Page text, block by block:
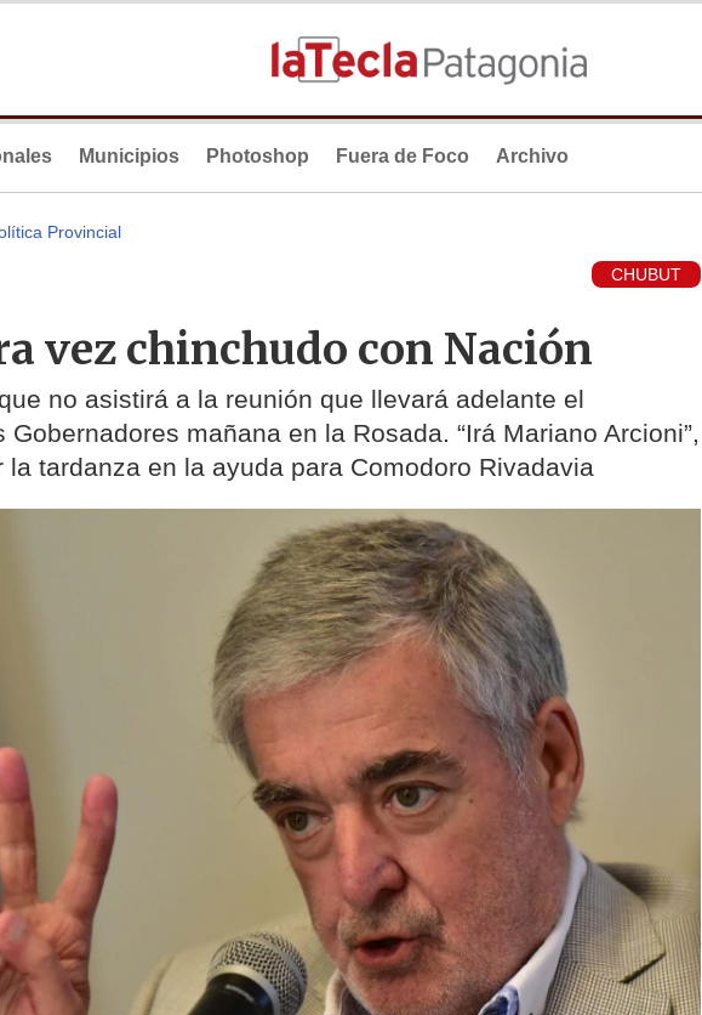
Municipios Photoshop Fuera de Foco Archivo
Provincial
CHUBUT
vez chinchudo con Nación
no asistirá a la reunión que llevará adelante el
mañana en la Rosada. “Irá Mariano Arcioni”,
tardanza en la ayuda para Comodoro Rivadavia